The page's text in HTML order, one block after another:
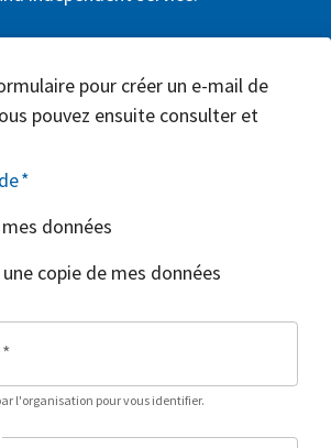
pour créer un e-mail de
pouvez ensuite consulter et
*
données
une copie de mes données
*
l'organisation pour vous identifier.